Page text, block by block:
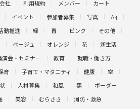
社 利用規約 メンバー カート
イベント 参加者募集 写真 A4
動推進 緑 青 ピンク その他
ベージュ オレンジ 花 新生活
演会・セミナー 教育 就職・働き方
育 子育て・マタニティ 健康 空
人材募集 和風 黒 ボーダー
美容 むらさき 消防・救急